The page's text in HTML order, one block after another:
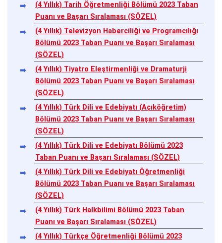
(4 Yıllık) Tarih Öğretmenliği Bölümü 2023 Taban
Puanı ve Başarı Sıralaması (SÖZEL)
(4 Yıllık) Televizyon Haberciliği ve Programcılığı
Bölümü 2023 Taban Puanı ve Başarı Sıralaması
(SÖZEL)
(4 Yıllık) Tiyatro Eleştirmenliği ve Dramaturji
Bölümü 2023 Taban Puanı ve Başarı Sıralaması
(SÖZEL)
(4 Yıllık) Türk Dili ve Edebiyatı (Açıköğretim)
Bölümü 2023 Taban Puanı ve Başarı Sıralaması
(SÖZEL)
(4 Yıllık) Türk Dili ve Edebiyatı Bölümü 2023
Taban Puanı ve Başarı Sıralaması (SÖZEL)
(4 Yıllık) Türk Dili ve Edebiyatı Öğretmenliği
Bölümü 2023 Taban Puanı ve Başarı Sıralaması
(SÖZEL)
(4 Yıllık) Türk Halkbilimi Bölümü 2023 Taban
Puanı ve Başarı Sıralaması (SÖZEL)
(4 Yıllık) Türkçe Öğretmenliği Bölümü 2023